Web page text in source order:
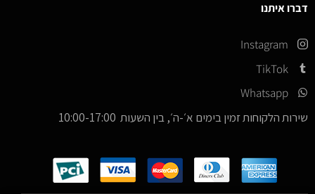
דברו איתנו
Instagram
TikTok
Whatsapp
שירות הלקוחות זמין בימים א׳-ה׳, בין השעות 10:00-17:00